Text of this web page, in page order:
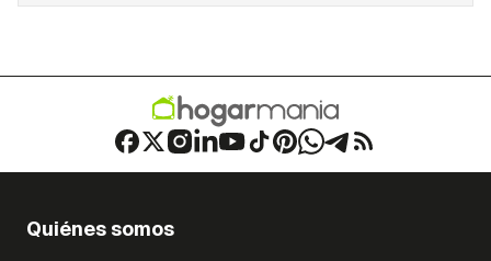
Quiénes somos